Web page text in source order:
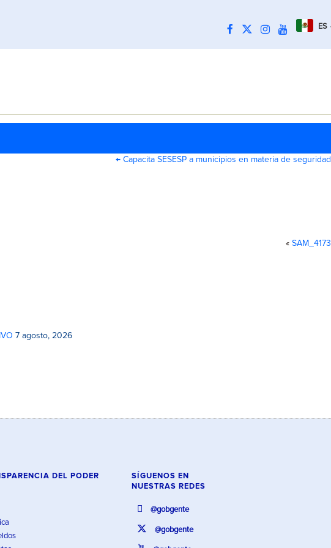
ES
← Capacita SESESP a municipios en materia de seguridad
« SAM_4173
7 agosto, 2026
DEL PODER
SÍGUENOS EN
NUESTRAS REDES
@gobgente
@gobgente